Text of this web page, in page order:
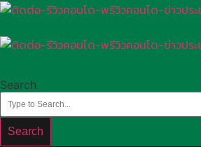
Skip
content
Search
Search